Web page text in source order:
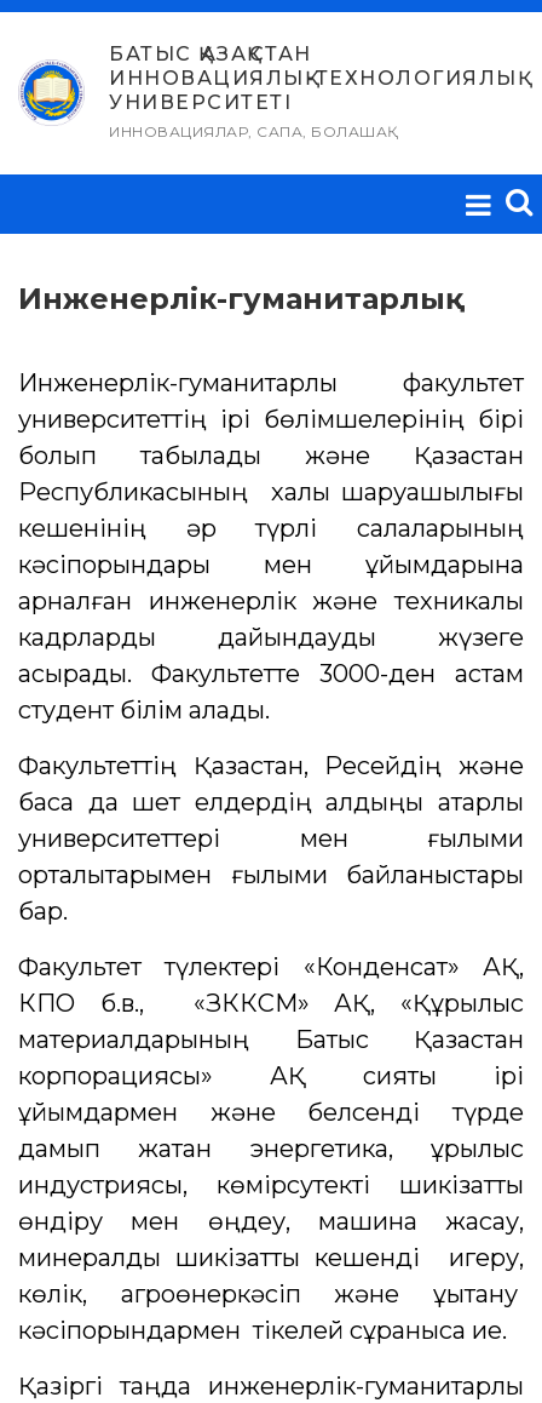
Skip
content
БАТЫС ҚАЗАҚСТАН
ИННОВАЦИЯЛЫҚ-ТЕХНОЛОГИЯЛЫҚ
УНИВЕРСИТЕТІ
ИННОВАЦИЯЛАР, САПА, БОЛАШАҚ
Инженерлік-гуманитарлық
Инженерлік-гуманитарлық факультет
университеттің ірі бөлімшелерінің бірі
болып табылады және Қазақстан
Республикасының халық шаруашылығы
кешенінің әр түрлі салаларының
кәсіпорындары мен ұйымдарына
арналған инженерлік және техникалық
кадрларды дайындауды жүзеге
асырады. Факультетте 3000-ден астам
студент білім алады.
Факультеттің Қазақстан, Ресейдің және
басқа да шет елдердің алдыңы қатарлы
университеттері мен ғылыми
орталықтарымен ғылыми байланыстары
бар.
Факультет түлектері «Конденсат» АҚ,
КПО б.в., «ЗККСМ» АҚ, «Құрылыс
материалдарының Батыс Қазақстан
корпорациясы» АҚ сияқты ірі
ұйымдармен және белсенді түрде
дамып жатқан энергетика, құрылыс
индустриясы, көмірсутекті шикізатты
өндіру мен өңдеу, машина жасау,
минералдық шикізатты кешенді игеру,
көлік, агроөнеркәсіп және құқықтану
кәсіпорындармен тікелей сұранысқа ие.
Қазіргі таңда инженерлік-гуманитарлық